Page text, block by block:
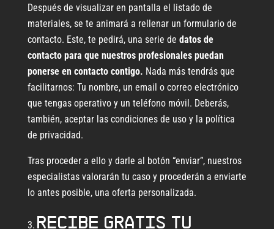
Después de visualizar en pantalla el listado de
materiales, se te animará a rellenar un formulario de
contacto. Este, te pedirá, una serie de datos de
contacto para que nuestros profesionales puedan
ponerse en contacto contigo. Nada más tendrás que
facilitarnos: Tu nombre, un email o correo electrónico
que tengas operativo y un teléfono móvil. Deberás,
también, aceptar las condiciones de uso y la política
de privacidad.
Tras proceder a ello y darle al botón “enviar”, nuestros
especialistas valorarán tu caso y procederán a enviarte
lo antes posible, una oferta personalizada.
Recibe GRATIS tu